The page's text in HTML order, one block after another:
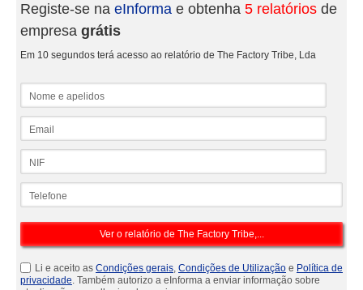
Registe-se na eInforma e obtenha 5 relatórios de
empresa grátis
Em 10 segundos terá acesso ao relatório de The Factory Tribe, Lda
Li e aceito as Condições gerais, Condições de Utilização e Política de
privacidade. Também autorizo a eInforma a enviar informação sobre